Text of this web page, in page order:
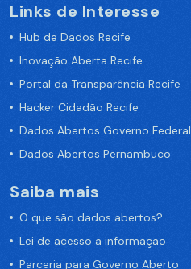
Links de Interesse
Hub de Dados Recife
Inovação Aberta Recife
Portal da Transparência Recife
Hacker Cidadão Recife
Dados Abertos Governo Federal
Dados Abertos Pernambuco
Saiba mais
O que são dados abertos?
Lei de acesso a informação
Parceria para Governo Aberto